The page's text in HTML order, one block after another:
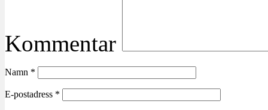
Kommentar
Namn *
E-postadress *